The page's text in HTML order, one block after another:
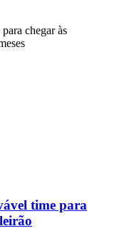
chegar às
time para